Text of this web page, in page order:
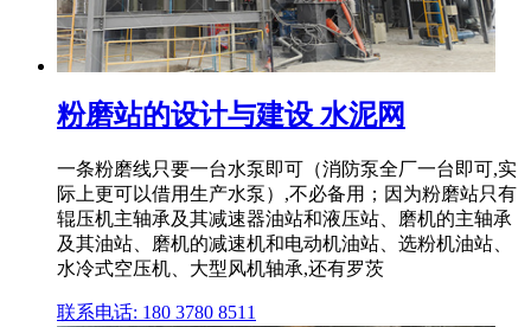
粉磨站的设计与建设 水泥网
一条粉磨线只要一台水泵即可（消防泵全厂一台即可,实
际上更可以借用生产水泵）,不必备用；因为粉磨站只有
辊压机主轴承及其减速器油站和液压站、磨机的主轴承
及其油站、磨机的减速机和电动机油站、选粉机油站、
水冷式空压机、大型风机轴承,还有罗茨
联系电话: 180 3780 8511